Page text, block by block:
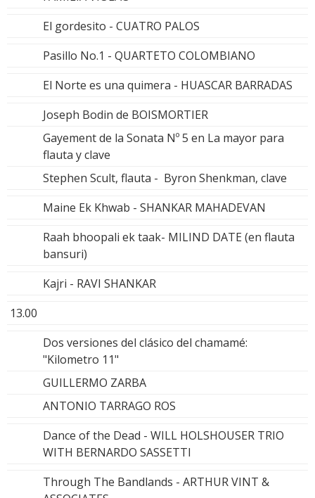
El gordesito - CUATRO PALOS
Pasillo No.1 - QUARTETO COLOMBIANO
El Norte es una quimera - HUASCAR BARRADAS
Joseph Bodin de BOISMORTIER
Gayement de la Sonata Nº 5 en La mayor para
flauta y clave
Stephen Scult, flauta - Byron Shenkman, clave
Maine Ek Khwab - SHANKAR MAHADEVAN
Raah bhoopali ek taak- MILIND DATE (en flauta
bansuri)
Kajri - RAVI SHANKAR
13.00
Dos versiones del clásico del chamamé:
"Kilometro 11"
GUILLERMO ZARBA
ANTONIO TARRAGO ROS
Dance of the Dead - WILL HOLSHOUSER TRIO
WITH BERNARDO SASSETTI
Through The Bandlands - ARTHUR VINT &